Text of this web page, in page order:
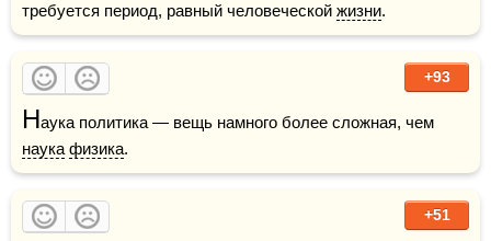
требуется период, равный человеческой жизни.
+93
Н
наука физика.
+51